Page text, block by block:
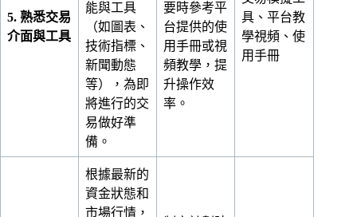
5. 熟悉交易
介面與工具
能與工具
（如圖表、
技術指標、
新聞動態
等），為即
將進行的交
易做好準
備。
要時參考平
台提供的使
用手冊或視
頻教學，提
升操作效
率。
具、平台教
學視頻、使
用手冊
根據最新的
資金狀態和
市場行情，